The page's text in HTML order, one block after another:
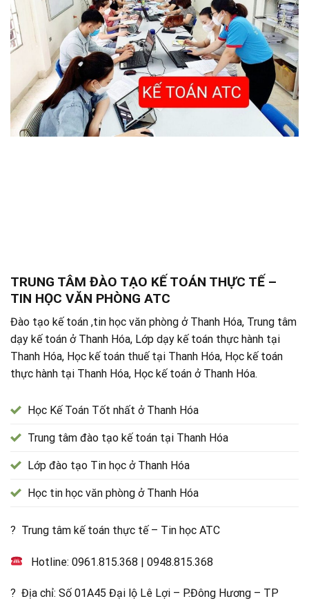
TRUNG TÂM ĐÀO TẠO KẾ TOÁN THỰC TẾ –
TIN HỌC VĂN PHÒNG ATC
Đào tạo kế toán ,tin học văn phòng ở Thanh Hóa, Trung tâm
dạy kế toán ở Thanh Hóa, Lớp dạy kế toán thực hành tại
Thanh Hóa, Học kế toán thuế tại Thanh Hóa, Học kế toán
thực hành tại Thanh Hóa, Học kế toán ở Thanh Hóa.
Học Kế Toán Tốt nhất ở Thanh Hóa
Trung tâm đào tạo kế toán tại Thanh Hóa
Lớp đào tạo Tin học ở Thanh Hóa
Học tin học văn phòng ở Thanh Hóa
? Trung tâm kế toán thực tế – Tin học ATC
Hotline:0961.815.368 |0948.815.368
? Địa chỉ: Số 01A45 Đại lộ Lê Lợi – P.Đông Hương – TP